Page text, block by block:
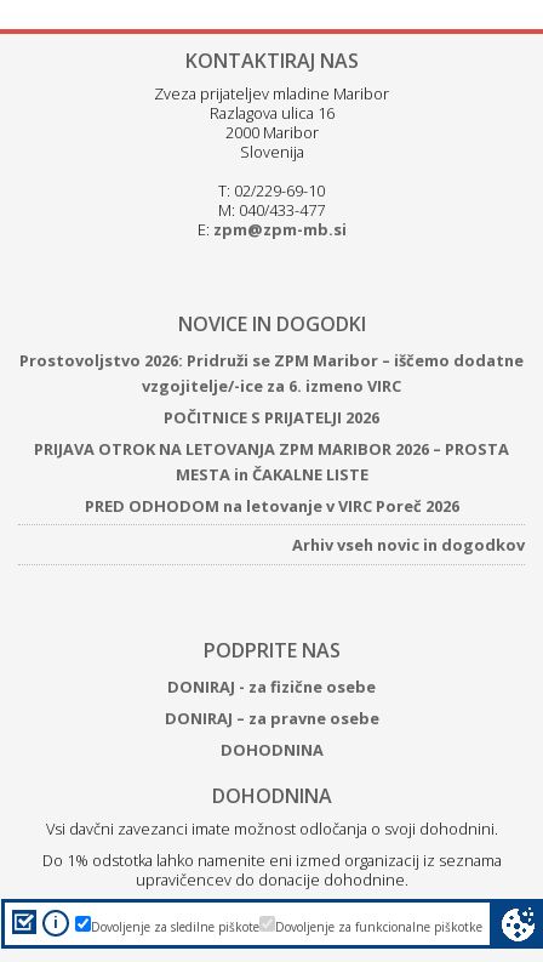
KONTAKTIRAJ NAS
Zveza prijateljev mladine Maribor
Razlagova ulica 16
2000 Maribor
Slovenija
T: 02/229-69-10
M: 040/433-477
E: zpm@zpm-mb.si
NOVICE IN DOGODKI
Prostovoljstvo 2026: Pridruži se ZPM Maribor – iščemo dodatne
vzgojitelje/-ice za 6. izmeno VIRC
POČITNICE S PRIJATELJI 2026
PRIJAVA OTROK NA LETOVANJA ZPM MARIBOR 2026 – PROSTA
MESTA in ČAKALNE LISTE
PRED ODHODOM na letovanje v VIRC Poreč 2026
Arhiv vseh novic in dogodkov
PODPRITE NAS
DONIRAJ - za fizične osebe
DONIRAJ – za pravne osebe
DOHODNINA
DOHODNINA
Vsi davčni zavezanci imate možnost odločanja o svoji dohodnini.
Do 1% odstotka lahko namenite eni izmed organizacij iz seznama
upravičencev do donacije dohodnine.
Z donacijo ZPM Maribor boste podprli brezplačne programe
za otroke, mlade in družine.
Dovoljenje za funkcionalne piškotke
Dovoljenje za sledilne piškote
i